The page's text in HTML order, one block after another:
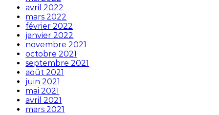
avril 2022
mars 2022
février 2022
janvier 2022
novembre 2021
octobre 2021
septembre 2021
août 2021
juin 2021
mai 2021
avril 2021
mars 2021